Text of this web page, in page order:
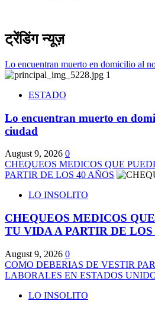
ट्रेंडिंग न्यूज़
Lo encuentran muerto en domicilio al
1
ESTADO
Lo encuentran muerto en
ciudad
August 9, 2026 0
CHEQUEOS MEDICOS QUE
PARTIR DE LOS 40 AÑOS
LO INSOLITO
CHEQUEOS MEDICOS
TU VIDA A PARTIR DE LOS
August 9, 2026 0
COMO DEBERIAS DE VESTIR
LABORALES EN ESTADOS
LO INSOLITO